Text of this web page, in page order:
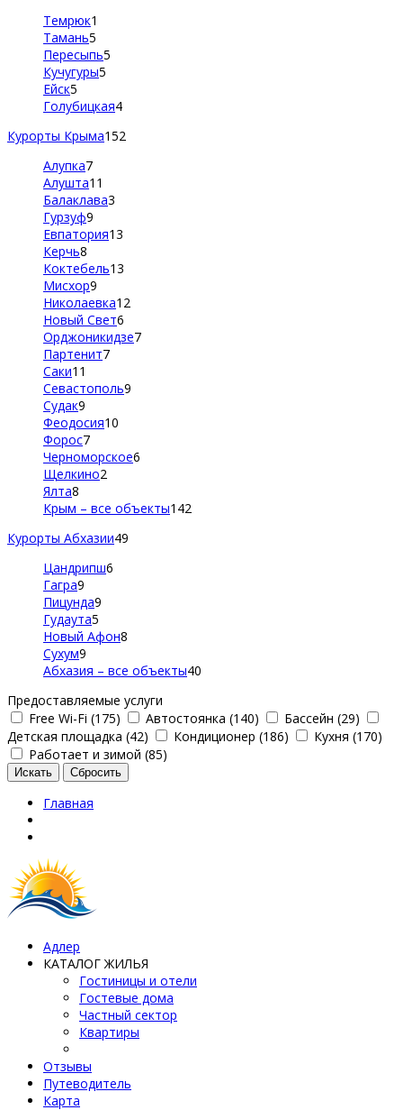
Темрюк1
Тамань5
Пересыпь5
Кучугуры5
Ейск5
Голубицкая4
Курорты Крыма152
Алупка7
Алушта11
Балаклава3
Гурзуф9
Евпатория13
Керчь8
Коктебель13
Мисхор9
Николаевка12
Новый Свет6
Орджоникидзе7
Партенит7
Саки11
Севастополь9
Судак9
Феодосия10
Форос7
Черноморское6
Щелкино2
Ялта8
Крым – все объекты142
Курорты Абхазии49
Цандрипш6
Гагра9
Пицунда9
Гудаута5
Новый Афон8
Сухум9
Абхазия – все объекты40
Предоставляемые услуги
Free Wi-Fi (175)
Автостоянка (140)
Бассейн (29)
Детская площадка (42)
Кондиционер (186)
Кухня (170)
Работает и зимой (85)
Главная
Адлер
КАТАЛОГ ЖИЛЬЯ
Гостиницы и отели
Гостевые дома
Частный сектор
Квартиры
Отзывы
Путеводитель
Карта